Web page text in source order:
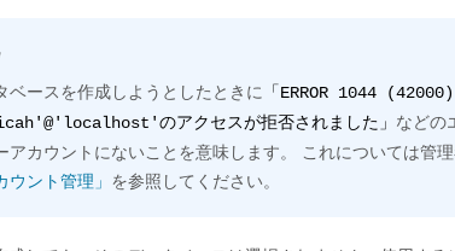
ベースを作成しようとしたときに 「ERROR 1044
のアクセスが拒否されました」 などの
アカウントにないことを意味します。 これについては管理
ウント管理」 を参照してください。